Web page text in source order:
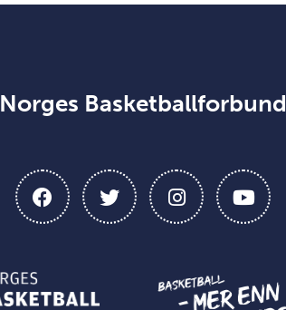
Norges Basketballforbund